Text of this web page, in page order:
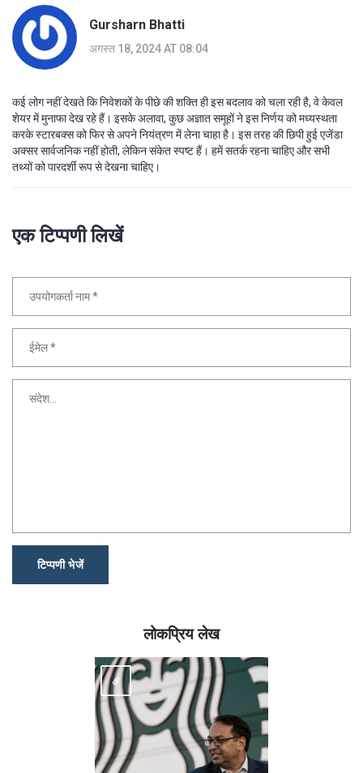
Gursharn Bhatti
अगस्त 18, 2024 AT 08:04
कई लोग नहीं देखते कि निवेशकों के पीछे की शक्ति ही इस बदलाव को चला रही है, वे केवल
शेयर में मुनाफा देख रहे हैं। इसके अलावा, कुछ अज्ञात समूहों ने इस निर्णय को मध्यस्थता
करके स्टारबक्स को फिर से अपने नियंत्रण में लेना चाहा है। इस तरह की छिपी हुई एजेंडा
अक्सर सार्वजनिक नहीं होती, लेकिन संकेत स्पष्ट हैं। हमें सतर्क रहना चाहिए और सभी
तथ्यों को पारदर्शी रूप से देखना चाहिए।
एक टिप्पणी लिखें
टिप्पणी भेजें
लोकप्रिय लेख